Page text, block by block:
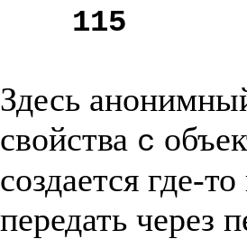
115
Здесь
свойства c
создается где-
передать через